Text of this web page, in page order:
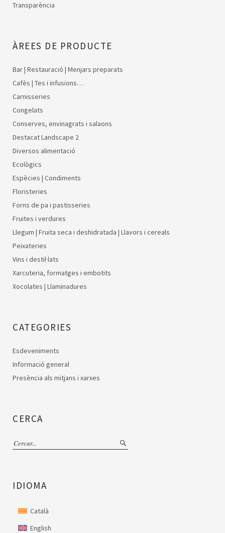
Transparència
ÀREES DE PRODUCTE
Bar | Restauració | Menjars preparats
Cafès | Tes i infusions…
Carnisseries
Congelats
Conserves, envinagrats i salaons
Destacat Landscape 2
Diversos alimentació
Ecològics
Espècies | Condiments
Floristeries
Forns de pa i pastisseries
Fruites i verdures
Llegum | Fruita seca i deshidratada | Llavors i cereals
Peixateries
Vins i destil·lats
Xarcuteria, formatges i embotits
Xocolates | Llaminadures
CATEGORIES
Esdeveniments
Informació general
Presència als mitjans i xarxes
CERCA
IDIOMA
Català
English